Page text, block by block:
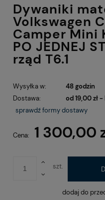
Dywaniki
Volkswagen
Camper Mini
PO JEDNEJ
rząd T6.1
Wysyłka w:
48 godzin
Dostawa:
od 19,00 zł -
Cena nie zawiera
sprawdź formy dostawy
Cena: 1 300,00
szt.
dodaj do